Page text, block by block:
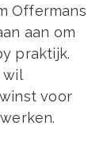
Offermans
aan om
praktijk.
wil
voor